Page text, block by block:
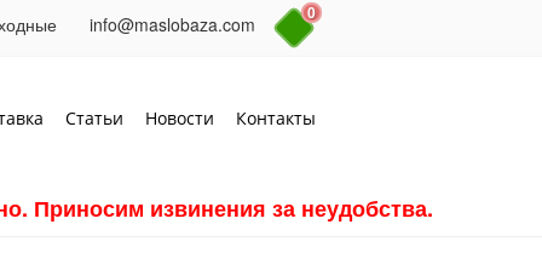
info@maslobaza.com 0
Статьи Новости Контакты
Приносим извинения за неудобства.